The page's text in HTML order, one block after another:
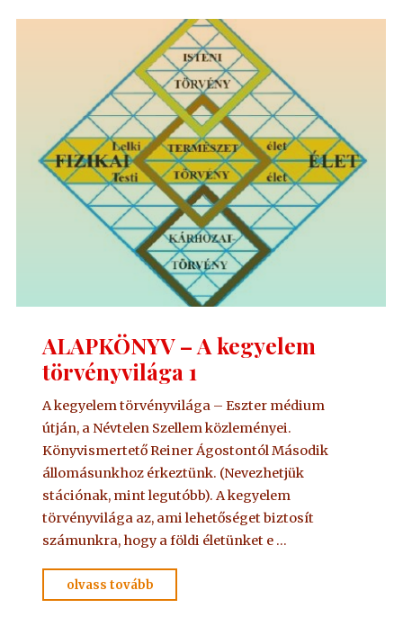
kegyelem
törvényvilága
2."
ALAPKÖNYV – A kegyelem
törvényvilága 1
A kegyelem törvényvilága – Eszter médium
útján, a Névtelen Szellem közleményei.
Könyvismertető Reiner Ágostontól Második
állomásunkhoz érkeztünk. (Nevezhetjük
stációnak, mint legutóbb). A kegyelem
törvényvilága az, ami lehetőséget biztosít
számunkra, hogy a földi életünket e …
olvass tovább
–